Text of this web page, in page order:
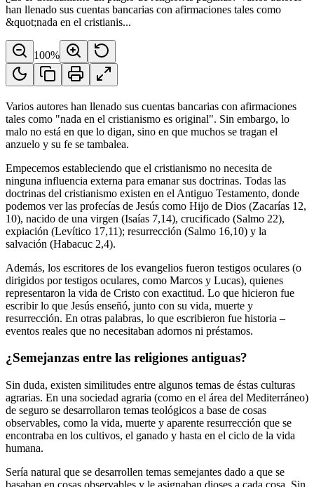
han llenado sus cuentas bancarias con afirmaciones tales como
&quot;nada en el cristianis...
100%
Varios autores han llenado sus cuentas bancarias con afirmaciones
tales como "nada en el cristianismo es original". Sin embargo, lo
malo no está en que lo digan, sino en que muchos se tragan el
anzuelo y su fe se tambalea.
Empecemos estableciendo que el cristianismo no necesita de
ninguna influencia externa para emanar sus doctrinas. Todas las
doctrinas del cristianismo existen en el Antiguo Testamento, donde
podemos ver las profecías de Jesús como Hijo de Dios (Zacarías 12,
10), nacido de una virgen (Isaías 7,14), crucificado (Salmo 22),
expiación (Levítico 17,11); resurrección (Salmo 16,10) y la
salvación (Habacuc 2,4).
Además, los escritores de los evangelios fueron testigos oculares (o
dirigidos por testigos oculares, como Marcos y Lucas), quienes
representaron la vida de Cristo con exactitud. Lo que hicieron fue
escribir lo que Jesús enseñó, junto con su vida, muerte y
resurrección. En otras palabras, lo que escribieron fue historia –
eventos reales que no necesitaban adornos ni préstamos.
¿Semejanzas entre las religiones antiguas?
Sin duda, existen similitudes entre algunos temas de éstas culturas
agrarias. En una sociedad agraria (como en el área del Mediterráneo)
de seguro se desarrollaron temas teológicos a base de cosas
observables, como la vida, muerte y aparente resurrección que se
encontraba en los cultivos, el ganado y hasta en el ciclo de la vida
humana.
Sería natural que se desarrollen temas semejantes dado a que se
basaban en cosas observables y le asignaban dioses a cada cosa. Sin